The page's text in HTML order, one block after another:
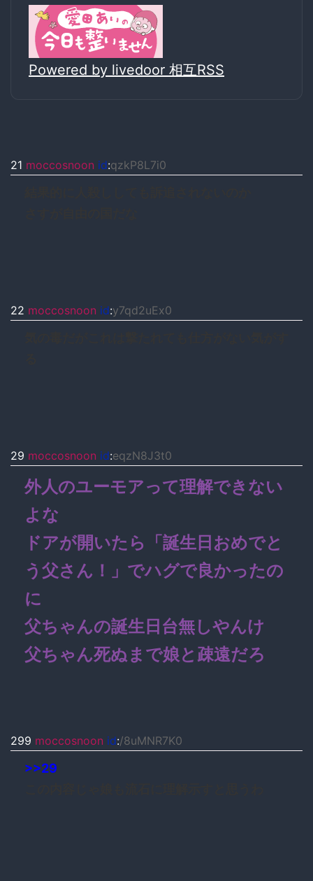
Powered by livedoor 相互RSS
21 moccosnoon id:qzkP8L7i0
22 moccosnoon id:y7qd2uEx0
29 moccosnoon id:eqzN8J3t0
外人のユーモアって理解できない
よな
ドアが開いたら「誕生日おめでと
う父さん！」でハグで良かったの
に
父ちゃんの誕生日台無しやんけ
父ちゃん死ぬまで娘と疎遠だろ
299 moccosnoon id:/8uMNR7K0
>>29